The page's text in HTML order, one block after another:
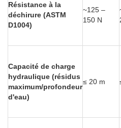
Résistance à la
déchirure (ASTM
D1004)
~125 –
150 N
Capacité de charge
hydraulique (résidus
maximum/profondeur
d'eau)
≤ 20 m